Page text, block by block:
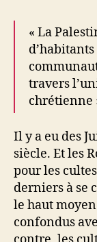
« La
travers
chrétienne
Il y a eu des
siècle. Et les
pour les
derniers à se
le haut
confondus